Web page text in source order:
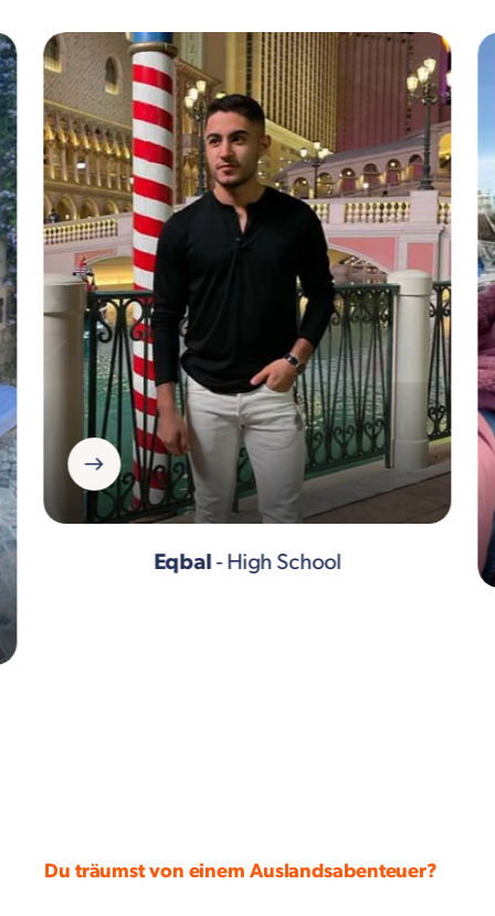
Eqbal- High School
Du träumst von einem Auslandsabenteuer?